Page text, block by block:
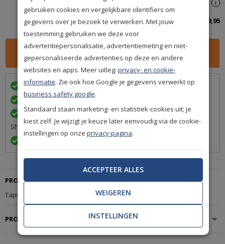
Spaar 159premium punten i
Totaalbedrag inclusief btw: 159,95
Wij bezorgen in
met
Achteraf betalen na levering is mogelijk
Een betrouwbare levering door ons lidmaatschap van Q-
Shops
Exact volgens afspraak en met Track & Trace informatie
PRODUCTBESCHRIJVING
Tapijt Desso shades AA28-4435
PRODUCTSPECIFICATIES
gebruiken cookies en vergelijkbare identifiers om
gegevens over je bezoek te verwerken. Met jouw
toestemming gebruiken we deze voor
advertentiepersonalisatie, advertentiemeting en niet-
gepersonaliseerde advertenties op deze en andere
websites en apps. Meer uitleg:privacy- en cookie-
informatie. Zie ook hoe Google je gegevens verwerkt op
business.safety.google.
Standaard staan marketing- en statistiek-cookies uit; je
kiest zelf. Je wijzigt je keuze later eenvoudig via de cookie-
instellingen op onzeprivacy-pagina.
ACCEPTEER ALLES
WEIGEREN
INSTELLINGEN